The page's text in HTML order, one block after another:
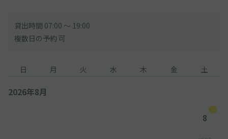
貸出時間 07:00 〜 19:00
複数日の予約 可
日 月 火 水 木 金 土
2026年8月
8